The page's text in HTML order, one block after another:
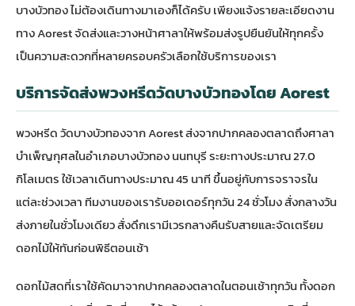
บางบัวทอง ไม่ต้องเดินทางมาเองก็ได้ครับ เพียงแจ้งรายละเอียดงาน
ทาง Aorest จัดส่งและวางหน้าศาลาให้พร้อมส่งรูปยืนยันให้ทุกครั้ง
เป็นความสะดวกที่หลายครอบครัวเลือกใช้บริการของเรา
บริการจัดส่งพวงหรีดวัดบางบัวทองโดย Aorest
พวงหรีด วัดบางบัวทองจาก Aorest ส่งจากปากคลองตลาดถึงศาลา
บำเพ็ญกุศลในอำเภอบางบัวทอง นนทบุรี ระยะทางประมาณ 27.0
กิโลเมตร ใช้เวลาเดินทางประมาณ 45 นาที ขึ้นอยู่กับการจราจรใน
แต่ละช่วงเวลา ทีมงานของเรารับออเดอร์ทุกวัน 24 ชั่วโมง สั่งกลางวัน
ส่งภายในชั่วโมงเดียว สั่งดึกเรามีเวรกลางคืนรับสายและจัดเตรียม
ดอกไม้ให้ทันก่อนพิธีตอนเช้า
ดอกไม้สดที่เราใช้คัดมาจากปากคลองตลาดในตอนเช้าทุกวัน ทั้งดอก